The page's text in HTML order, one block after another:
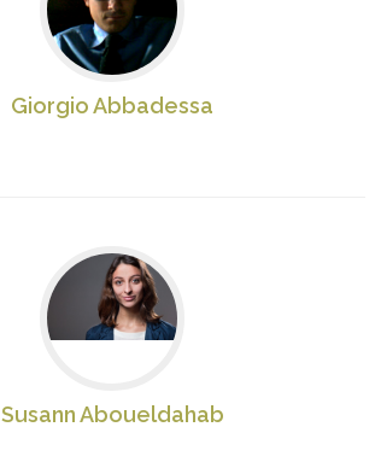
Giorgio Abbadessa
Susann Aboueldahab